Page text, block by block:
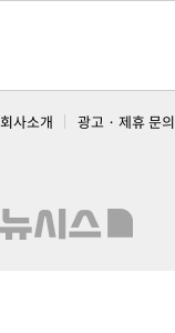
회사소개 광고 · 제휴 문의